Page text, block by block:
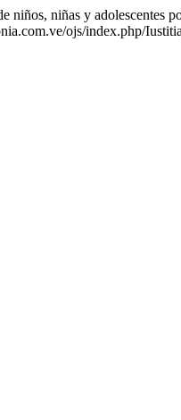
niñas y adolescentes por
ojs/index.php/